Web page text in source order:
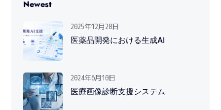
Newest
2025年12月20日
医薬品開発における生成AI
2024年6月10日
医療画像診断支援システム